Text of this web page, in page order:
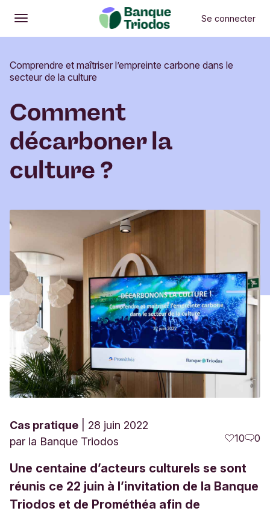
Ouvrir
Menu principal Se connecter
Comprendre et maîtriser l’empreinte carbone dans le
secteur de la culture
Comment
décarboner la
culture ?
Cas pratique
28 juin 2022
par la Banque Triodos 10 0
Une centaine d’acteurs culturels se sont
réunis ce 22 juin à l’invitation de la Banque
Triodos et de Prométhéa afin de